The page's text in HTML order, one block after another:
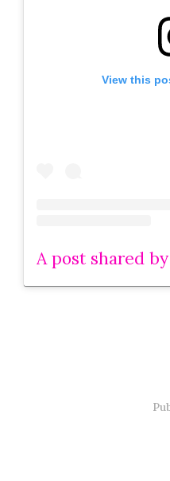
View this
A post shared